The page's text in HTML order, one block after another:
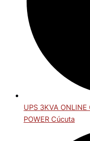
UPS 3KVA ONLINE
POWER Cúcuta